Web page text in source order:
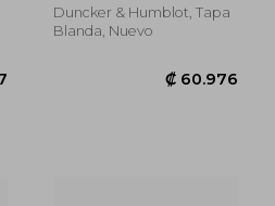
Alemán)
Duncker & Humblot, Tapa
Blanda, Nuevo